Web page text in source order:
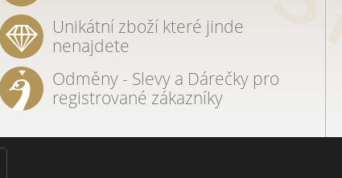
Unikátní zboží které jinde
nenajdete
Odměny - Slevy a Dárečky pro
registrované zákazníky